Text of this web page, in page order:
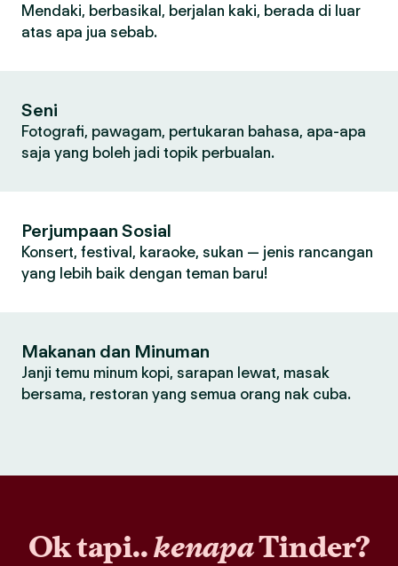
Mendaki, berbasikal, berjalan kaki, berada di luar
atas apa jua sebab.
Seni
Fotografi, pawagam, pertukaran bahasa, apa-apa
saja yang boleh jadi topik perbualan.
Perjumpaan Sosial
Konsert, festival, karaoke, sukan — jenis rancangan
yang lebih baik dengan teman baru!
Makanan dan Minuman
Janji temu minum kopi, sarapan lewat, masak
bersama, restoran yang semua orang nak cuba.
Ok tapi..kenapaTinder?